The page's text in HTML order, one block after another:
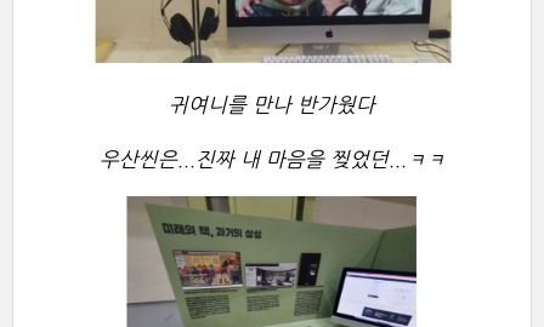
귀여니를 만나 반가웠다
우산씬은...진짜 내 마음을 찢었던...ㅋㅋ